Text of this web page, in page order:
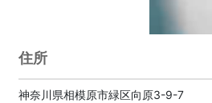
住所
神奈川県相模原市緑区向原3-9-7